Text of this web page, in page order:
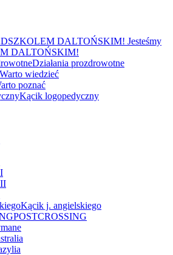
Jesteśmy
DALTOŃSKIM!
Działania prozdrowotne
Warto wiedzieć
poznać
Kącik logopedyczny
Kącik j. angielskiego
POSTCROSSING